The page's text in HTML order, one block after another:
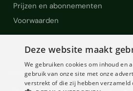
Prijzen en abonnementen
Voorwaarden
Deze website maakt
We gebruiken cookies om inhoud en
gebruik van onze site met onze
verstrekt of die zij hebben